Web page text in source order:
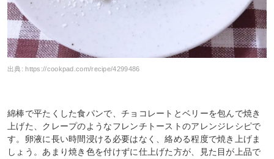
出典: https://cookpad.com/recipe/4299486
綿棒で平たくした食パンで、チョコレートとベリーを包んで焼き
上げた、クレープのようなフレンチトーストのアレンジレシピで
す。卵液に長い時間浸ける必要はなく、絡める程度で焼き上げま
しょう。あまり焼き色を付けずに仕上げた方が、見た目が上品で